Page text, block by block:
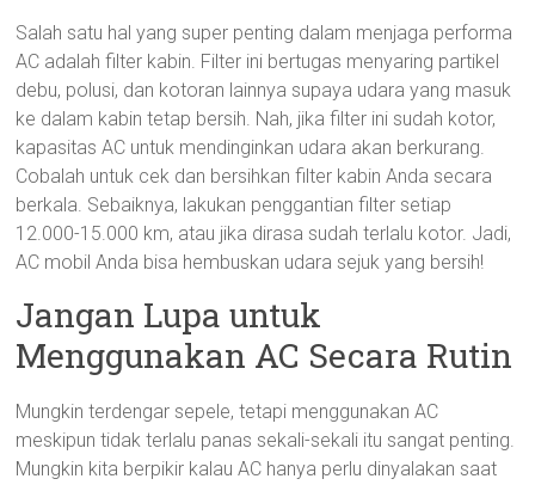
Salah satu hal yang super penting dalam menjaga performa
AC adalah filter kabin. Filter ini bertugas menyaring partikel
debu, polusi, dan kotoran lainnya supaya udara yang masuk
ke dalam kabin tetap bersih. Nah, jika filter ini sudah kotor,
kapasitas AC untuk mendinginkan udara akan berkurang.
Cobalah untuk cek dan bersihkan filter kabin Anda secara
berkala. Sebaiknya, lakukan penggantian filter setiap
12.000-15.000 km, atau jika dirasa sudah terlalu kotor. Jadi,
AC mobil Anda bisa hembuskan udara sejuk yang bersih!
Jangan Lupa untuk
Menggunakan AC Secara Rutin
Mungkin terdengar sepele, tetapi menggunakan AC
meskipun tidak terlalu panas sekali-sekali itu sangat penting.
Mungkin kita berpikir kalau AC hanya perlu dinyalakan saat